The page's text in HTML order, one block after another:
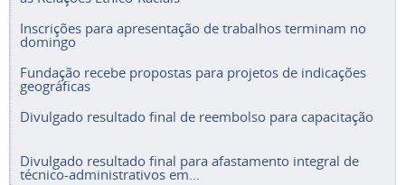
Inscrições para apresentação de trabalhos terminam no
domingo
Fundação recebe propostas para projetos de indicações
geográficas
Divulgado resultado final de reembolso para capacitação
Divulgado resultado final para afastamento integral de
técnico-administrativos em...